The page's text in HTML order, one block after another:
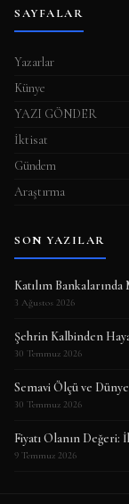
SAYFALAR
Yazarlar
Künye
YAZI GÖNDER
İktisat
Gündem
Araştırma
SON YAZILAR
Katılım
3 Ağustos 2026
Şehrin Kalbinden
30 Temmuz 2026
Semavi Ölçü ve
30 Temmuz 2026
Fiyatı Olanın Değeri:
9 Temmuz 2026